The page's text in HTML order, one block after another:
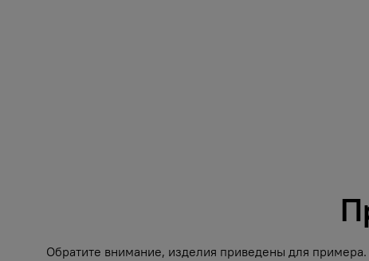
Обратите внимание, изделия приведены для